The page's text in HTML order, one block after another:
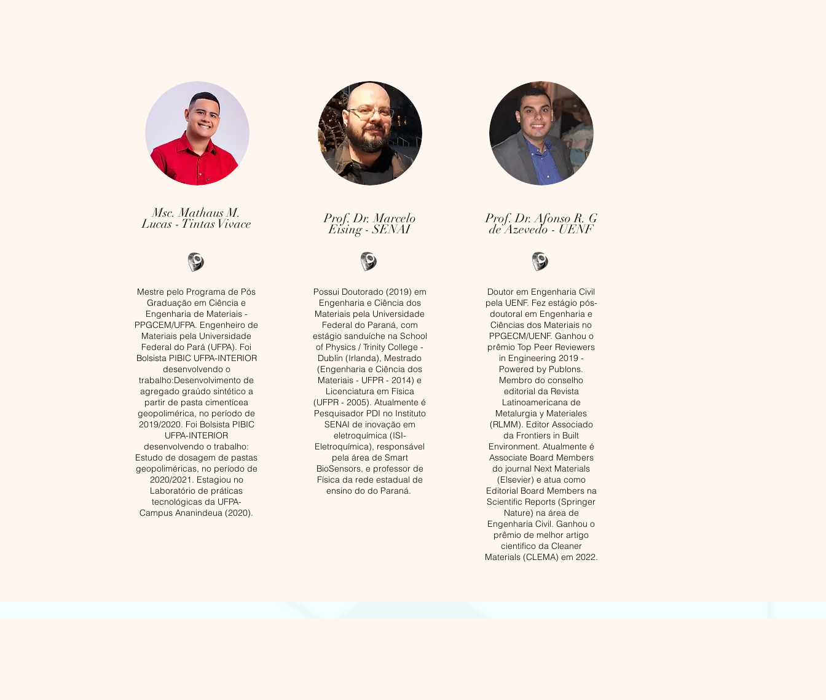
Msc. Mathaus M.
Lucas - Tintas Vivace
Mestre pelo Programa de Pós
Graduação em Ciência e
Engenharia de Materiais -
PPGCEM/UFPA. Engenheiro de
Materiais pela Universidade
Federal do Pará (UFPA). Foi
Bolsista PIBIC UFPA-INTERIOR
desenvolvendo o
trabalho:Desenvolvimento de
agregado graúdo sintético a
partir de pasta cimentícea
geopolimérica, no período de
2019/2020. Foi Bolsista PIBIC
UFPA-INTERIOR
desenvolvendo o trabalho:
Estudo de dosagem de pastas
geopoliméricas, no período de
2020/2021. Estagiou no
Laboratório de práticas
tecnológicas da UFPA-
Campus Ananindeua (2020).
Prof. Dr. Marcelo
Eising - SENAI
Possui Doutorado (2019) em
Engenharia e Ciência dos
Materiais pela Universidade
Federal do Paraná, com
estágio sanduíche na School
of Physics / Trinity College -
Dublin (Irlanda), Mestrado
(Engenharia e Ciência dos
Materiais - UFPR - 2014) e
Licenciatura em Física
(UFPR - 2005). Atualmente é
Pesquisador PDI no Instituto
SENAI de inovação em
eletroquímica (ISI-
Eletroquímica), responsável
pela área de Smart
BioSensors, e professor de
Física da rede estadual de
ensino do do Paraná.
Prof. Dr. Afonso R. G
de Azevedo - UENF
Doutor em Engenharia Civil
pela UENF. Fez estágio pós-
doutoral em Engenharia e
Ciências dos Materiais no
PPGECM/UENF. Ganhou o
prêmio Top Peer Reviewers
in Engineering 2019 -
Powered by Publons.
Membro do conselho
editorial da Revista
Latinoamericana de
Metalurgia y Materiales
(RLMM). Editor Associado
da Frontiers in Built
Environment. Atualmente é
Associate Board Members
do journal Next Materials
(Elsevier) e atua como
Editorial Board Members na
Scientific Reports (Springer
Nature) na área de
Engenharia Civil. Ganhou o
prêmio de melhor artigo
cientifico da Cleaner
Materials (CLEMA) em 2022.